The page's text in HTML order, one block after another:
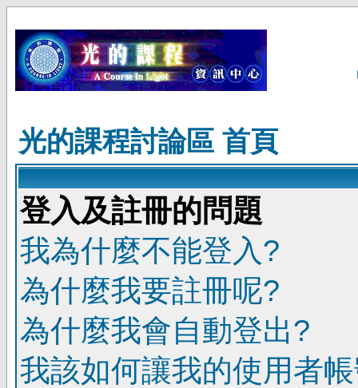
光的課程討論區 首頁
登入及註冊的問題
我為什麼不能登入?
為什麼我要註冊呢?
為什麼我會自動登出?
我該如何讓我的使用者